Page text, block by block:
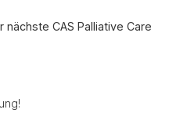
CAS Palliative Care